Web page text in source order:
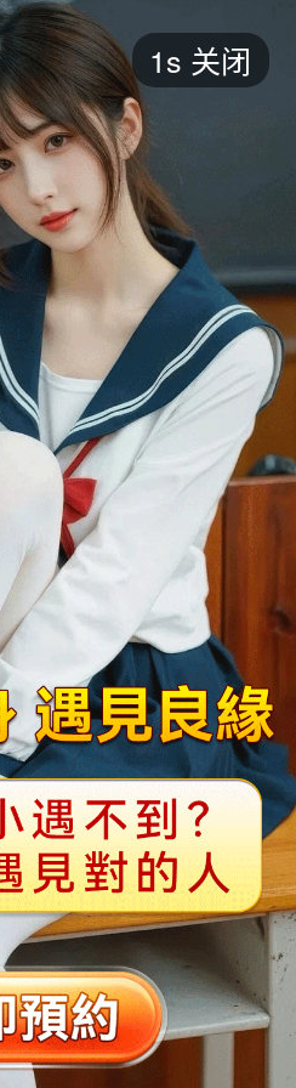
短剧
评分
甜宠 逆袭 玄幻
2024 2023 2022
台湾 美国 韩国 日本
1s 关闭